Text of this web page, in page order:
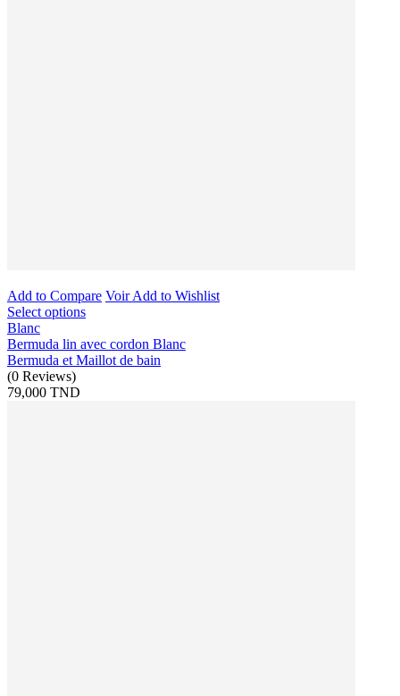
Add to Compare VoirAdd to Wishlist
Select options
Blanc
Bermuda lin avec cordon Blanc
Bermuda et Maillot de bain
(0 Reviews)
79,000 TND